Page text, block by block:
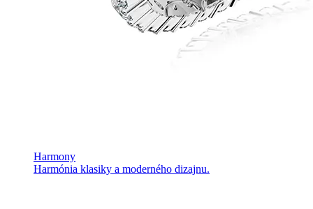
Harmony
Harmónia klasiky a moderného dizajnu.